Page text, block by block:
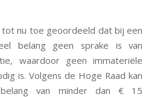
nu toe geoordeeld dat bij een
belang geen sprake is van
waardoor geen immateriële
is. Volgens de Hoge Raad kan
van minder dan € 15